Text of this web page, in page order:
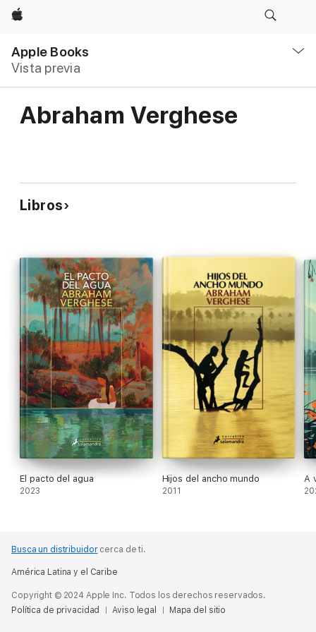
Apple
Apple Books
Vista previa
local
Abrir
Abraham Verghese
Libros
El pacto del agua
2023
Hijos del ancho mundo
2011
A
Busca un distribuidorcerca de ti.
América Latina y el Caribe
Copyright © 2024 Apple Inc. Todos los derechos reservados.
Política de privacidad
Aviso legal Mapa del sitio